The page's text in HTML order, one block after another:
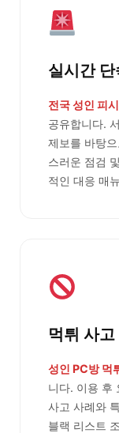
실시간
전국 성인 피
공유합니다.
제보를 바탕
스러운 점검
적인 대응 매
먹튀 사
성인 PC방 먹
니다. 이용 후
사고 사례와
블랙 리스트